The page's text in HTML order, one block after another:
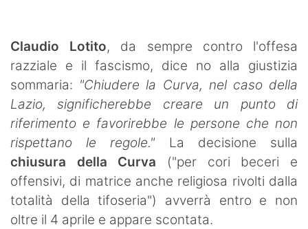
Tennis
Vela
SHOP LAZIO
Contatti
Claudio Lotito, da sempre contro l'offesa
razziale e il fascismo, dice no alla giustizia
sommaria: "Chiudere la Curva, nel caso della
Lazio, significherebbe creare un punto di
riferimento e favorirebbe le persone che non
rispettano le regole." La decisione sulla
chiusura della Curva ("per cori beceri e
offensivi, di matrice anche religiosa rivolti dalla
totalità della tifoseria") avverrà entro e non
oltre il 4 aprile e appare scontata.